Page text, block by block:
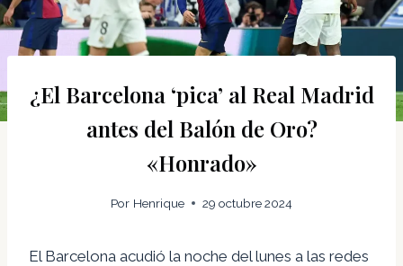
¿El Barcelona ‘pica’ al Real Madrid
antes del Balón de Oro?
«Honrado»
Por Henrique 29 octubre 2024
El Barcelona acudió la noche del lunes a las redes